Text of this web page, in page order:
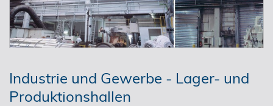
Industrie und Gewerbe - Lager- und
Produktionshallen